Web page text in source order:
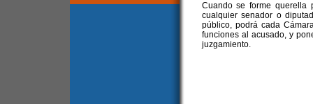
Cuando se forme querella
cualquier senador o
público, podrá cada
funciones al acusado, y
juzgamiento.